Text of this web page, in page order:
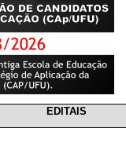
EDITAIS